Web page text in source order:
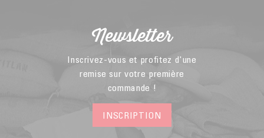
Newsletter
Inscrivez-vous et profitez d'une
remise sur votre première
commande !
INSCRIPTION